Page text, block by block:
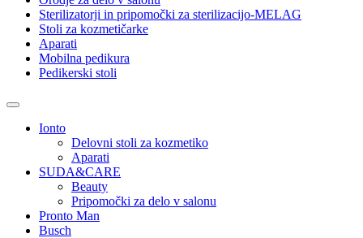
Sterilizatorji in pripomočki za sterilizacijo-MELAG
Stoli za kozmetičarke
Aparati
Mobilna pedikura
Pedikerski stoli
Ionto
Delovni stoli za kozmetiko
Aparati
SUDA&CARE
Beauty
Pripomočki za delo v salonu
Pronto Man
Busch